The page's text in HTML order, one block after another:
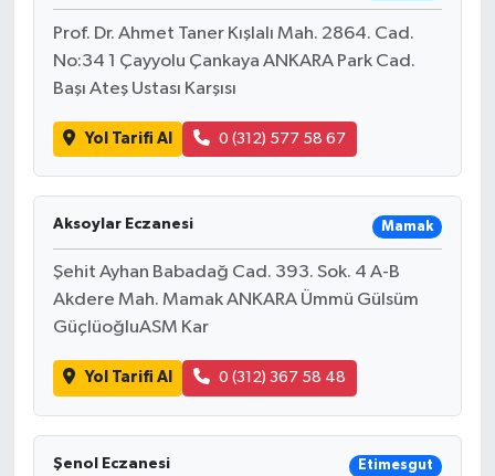
Prof. Dr. Ahmet Taner Kışlalı Mah. 2864. Cad.
No:34 1 Çayyolu Çankaya ANKARA Park Cad.
Başı Ateş Ustası Karşısı
Yol Tarifi Al 0 (312) 577 58 67
Aksoylar Eczanesi Mamak
Şehit Ayhan Babadağ Cad. 393. Sok. 4 A-B
Akdere Mah. Mamak ANKARA Ümmü Gülsüm
GüçlüoğluASM Kar
Yol Tarifi Al 0 (312) 367 58 48
Şenol Eczanesi Etimesgut